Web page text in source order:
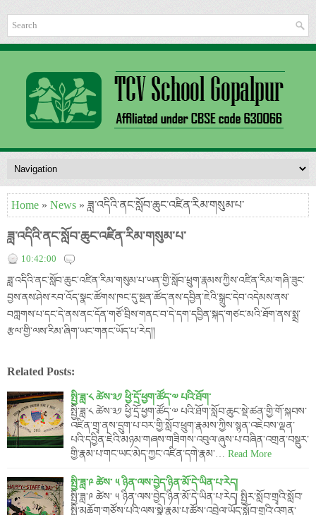
Home » News » ཟླ་འདིའི་ནང་སློབ་ཆུང་འཛིན་རིམ་གསུམ་པ་
ཟླ་འདིའི་ནང་སློབ་ཆུང་འཛིན་རིམ་གསུམ་པ་
10:42:00
ཟླ་འདིའི་ནང་སློབ་ཆུང་འཛིན་རིམ་གསུམ་པ་ཡན་གྱི་སློབ་ཕྲུག་རྣམས་ཀྱིས་འཛིན་རིམ་གཞི་ཟུང་
བྱས་ནས་ཤེས་རབ་འོད་སྣང་ཚོགས་ཁང་དུ་སྔན་ཚོད་ནས་དབྱིན་ཇེའི་སྒྲུང་དེབ་འདེམས་ནས་
བཀླགས་པ་དང་དེ་ནས་ནང་དོན་གཙོ་བྲིས་གནང་བ་དེ་དག་དབྱིན་སྐད་གཙང་མའི་ཐོག་ནས་སྨྲ་
རྩལ་གྱི་ལས་རིམ་ཞིག་ཡང་གནང་ཡོད་པ་རེད།།
Related Posts:
སྤྱི་ཟླ་༨ ཚེས་༣༡ ཕྱི་དྲོ་ཕྱག་ཚོད་༧ པའི་ཐོག་
སྤྱི་ཟླ་༨ ཚེས་༣༡ ཕྱི་དྲོ་ཕྱག་ཚོད་༧ པའི་ཐོག་སློབ་ཆུང་སྡེ་ཚན་གྱི་གོ་སྐབས་
འཛིན་གྲྭ་ནས་དྲུག་པ་བར་གྱི་སློབ་ཕྲུག་རྣམས་ཀྱིས་སྙན་འཇེབས་ལྡན་
པའི་དབྱིན་ཇེའི་མཉམ་གཞས་གཟིགས་འབུལ་ཞུས་པ་བཞིན་འགྲན་བསྡུར་
གྱི་རྣམ་པ་གང་ཡང་མེད་ཀྱང་འཛིན་དགེ་རྣམ་…
Read More
སྤྱི་ཟླ་༩ ཚེས་ ༥ ཉིན་ལས་བྱེད་ཉིན་མོ་དེ་ཡིན་པ་རེད།
སྤྱི་ཟླ་༩ ཚེས་ ༥ ཉིན་ལས་བྱེད་ཉིན་མོ་དེ་ཡིན་པ་རེད། སྤྱིར་སློབ་གྲྭའི་སློབ་
སྤྱི་མཆོག་གཙོས་པའི་ལས་སྣེ་རྣམ་པ་ཚོས་འབྲེལ་ཡོད་སློབ་གྲྭའི་འགན་